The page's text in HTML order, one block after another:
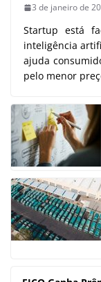
3 de janeiro de
Startup está
inteligência
ajuda
pelo menor